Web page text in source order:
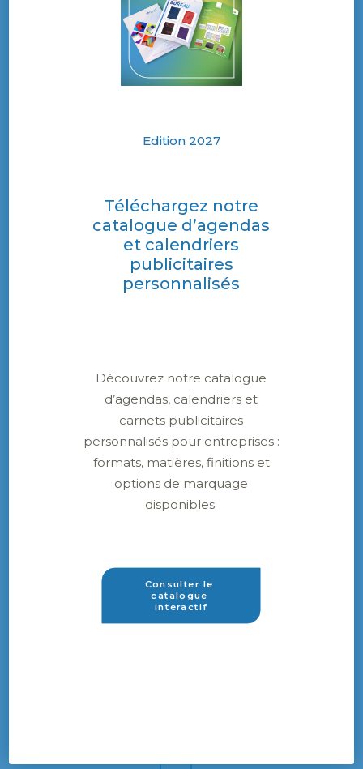
Edition 2027
Téléchargez notre
catalogue d’agendas
et calendriers
publicitaires
personnalisés
Découvrez notre catalogue
d’agendas, calendriers et
carnets publicitaires
personnalisés pour entreprises :
formats, matières, finitions et
options de marquage
disponibles.
Consulter le
catalogue
interactif